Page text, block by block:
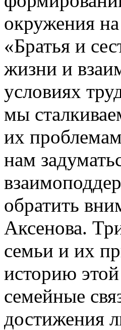
окружения
«Братья и
жизни и
условиях
мы
их
нам
обратить
Аксенова.
семьи и их
историю
семейные
достижения